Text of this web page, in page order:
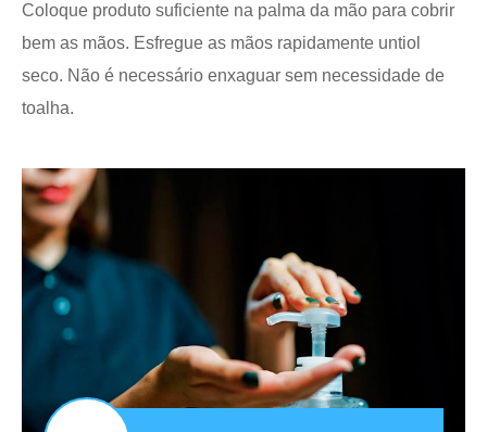
Coloque produto suficiente na palma da mão para cobrir
bem as mãos. Esfregue as mãos rapidamente untiol
seco. Não é necessário enxaguar sem necessidade de
toalha.